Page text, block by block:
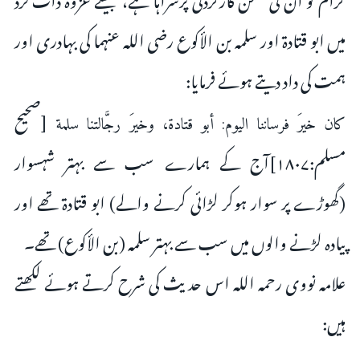
میں ابو قتادۃ اور سلمہ بن الأکوع رضی اللہ عنہما کى بہادرى اور
ہمت کی داد دیتے ہوئے فرمایا:
كان خيرَ فرساننا اليوم: أبو قتادة، وخيرَ رجَّالتنا سلمة [صحیح
مسلم:۱۸۰۷]آج کے ہمارے سب سے بہتر شہسوار
(گھوڑے پر سوار ہوکر لڑائى کرنے والے) ابو قتادۃ تھے اور
پیادہ لڑنے والوں میں سب سے بہتر سلمہ (بن الأکوع) تھے۔
علامہ نووى رحمہ اللہ اس حدیث کى شرح کرتے ہوئے لکھتے
ہیں: